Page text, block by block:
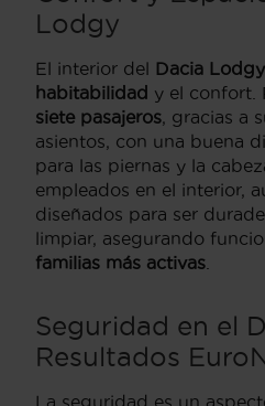
Lodgy
El interior del Dacia Lodgy
habitabilidad y el confort.
siete pasajeros , gracias a
asientos, con una buena
para las piernas y la
empleados en el interior,
diseñados para ser
limpiar, asegurando
familias más activas
Seguridad en el
Resultados
La seguridad es un